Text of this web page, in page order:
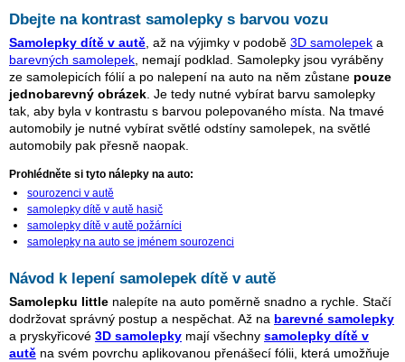
Dbejte na kontrast samolepky s barvou vozu
Samolepky dítě v autě , až na výjimky v podobě 3D samolepek a
barevných samolepek , nemají podklad. Samolepky jsou vyráběny
ze samolepicích fólií a po nalepení na auto na něm zůstane pouze
jednobarevný obrázek . Je tedy nutné vybírat barvu samolepky
tak, aby byla v kontrastu s barvou polepovaného místa. Na tmavé
automobily je nutné vybírat světlé odstíny samolepek, na světlé
automobily pak přesně naopak.
Prohlédněte si tyto nálepky na auto:
sourozenci v autě
samolepky dítě v autě hasič
samolepky dítě v autě požárníci
samolepky na auto se jménem sourozenci
Návod k lepení samolepek dítě v autě
Samolepku little nalepíte na auto poměrně snadno a rychle. Stačí
dodržovat správný postup a nespěchat. Až na barevné samolepky
a pryskyřicové 3D samolepky mají všechny samolepky dítě v
autě na svém povrchu aplikovanou přenášecí fólii, která umožňuje